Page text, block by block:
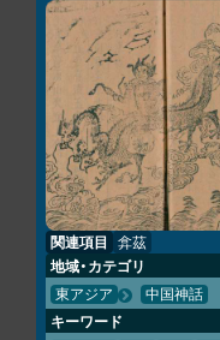
関連項目 弇茲
地域・カテゴリ
東アジア 中国神話
キーワード